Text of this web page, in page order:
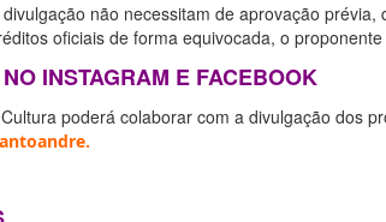
não necessitam de aprovação
oficiais de forma equivocada, o
INSTAGRAM E FACEBOOK
poderá colaborar com a divulgação dos